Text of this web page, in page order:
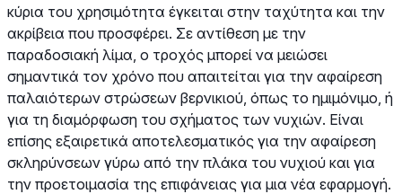
κύρια του χρησιμότητα έγκειται στην ταχύτητα και την
ακρίβεια που προσφέρει. Σε αντίθεση με την
παραδοσιακή λίμα, ο τροχός μπορεί να μειώσει
σημαντικά τον χρόνο που απαιτείται για την αφαίρεση
παλαιότερων στρώσεων βερνικιού, όπως το ημιμόνιμο, ή
για τη διαμόρφωση του σχήματος των νυχιών. Είναι
επίσης εξαιρετικά αποτελεσματικός για την αφαίρεση
σκληρύνσεων γύρω από την πλάκα του νυχιού και για
την προετοιμασία της επιφάνειας για μια νέα εφαρμογή.